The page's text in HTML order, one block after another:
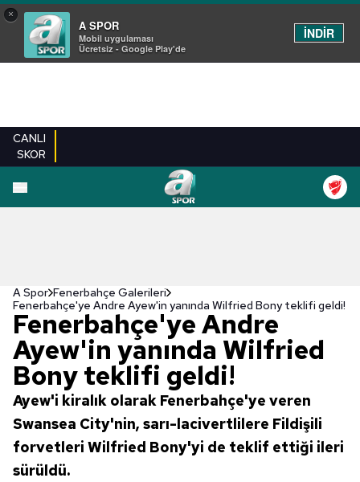
×
A SPOR
Mobil uygulaması
Ücretsiz - Google Play'de
İNDİR
CANLI
SKOR
EN YENILER
A Spor Fenerbahçe Galerileri
Fenerbahçe'ye Andre Ayew'in yanında Wilfried Bony teklifi geldi!
Fenerbahçe'ye Andre
Ayew'in yanında Wilfried
Bony teklifi geldi!
Ayew'i kiralık olarak Fenerbahçe'ye veren
Swansea City'nin, sarı-lacivertlilere Fildişili
forvetleri Wilfried Bony'yi de teklif ettiği ileri
sürüldü.